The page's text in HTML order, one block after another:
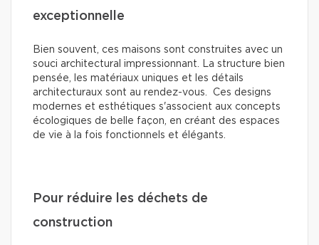
exceptionnelle
Bien souvent, ces maisons sont construites avec un
souci architectural impressionnant. La structure bien
pensée, les matériaux uniques et les détails
architecturaux sont au rendez-vous. Ces designs
modernes et esthétiques s'associent aux concepts
écologiques de belle façon, en créant des espaces
de vie à la fois fonctionnels et élégants.
Pour réduire les déchets de
construction